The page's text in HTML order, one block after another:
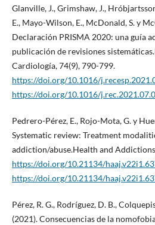
Glanville, J., Grimshaw, J.,
E., Mayo-Wilson, E., McDonald, S. y
Declaración PRISMA 2020: una guía
publicación de revisiones
Cardiología, 74(9), 790-799.
https://doi.org/10.1016/
https://doi.org/10.1016/
Pedrero-Pérez, E., Rojo-Mota, G. y
Systematic review: Treatment
addiction/abuse.Health and
https://doi.org/10.21134/
https://doi.org/10.21134/
Pérez, R. G., Rodríguez, D. B.,
(2021). Consecuencias de la